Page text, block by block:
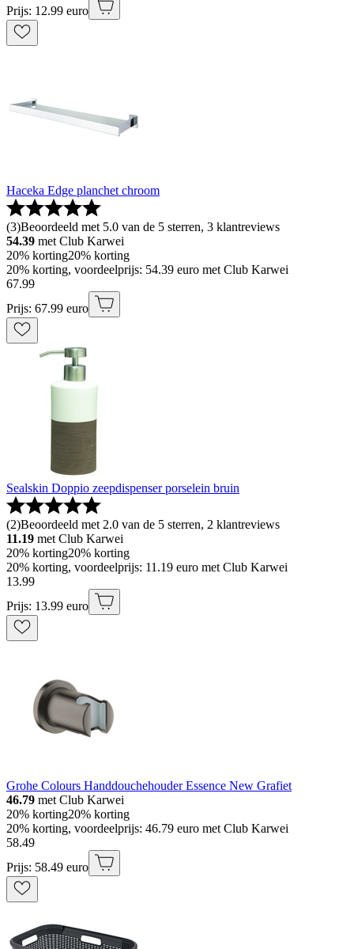
Prijs: 12.99 euro
Haceka Edge planchet chroom
(3)Beoordeeld met 5.0 van de 5 sterren, 3 klantreviews
54.39 met Club Karwei
20% korting20% korting
20% korting, voordeelprijs: 54.39 euro met Club Karwei
67.99
Prijs: 67.99 euro
Sealskin Doppio zeepdispenser porselein bruin
(2)Beoordeeld met 2.0 van de 5 sterren, 2 klantreviews
11.19 met Club Karwei
20% korting20% korting
20% korting, voordeelprijs: 11.19 euro met Club Karwei
13.99
Prijs: 13.99 euro
Grohe Colours Handdouchehouder Essence New Grafiet
46.79 met Club Karwei
20% korting20% korting
20% korting, voordeelprijs: 46.79 euro met Club Karwei
58.49
Prijs: 58.49 euro